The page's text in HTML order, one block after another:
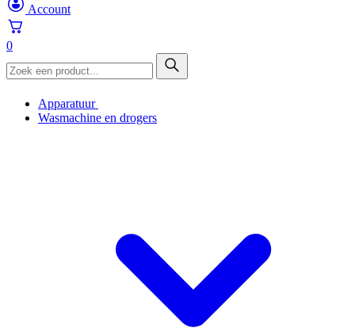
Account
0
Apparatuur
Wasmachine en drogers